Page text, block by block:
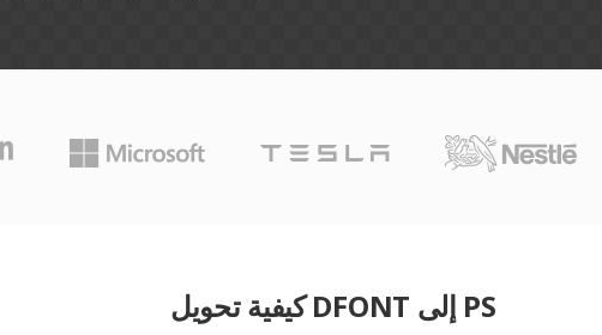
كيفية تحويل DFONT إلى PS